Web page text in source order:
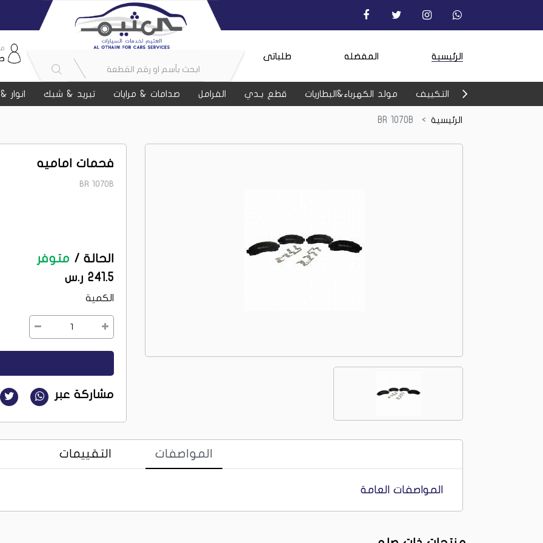
الرئيسية المفضله طلباتى
التكييف مولد الكهرباء&البطاريات قطع بـدي الفرامل صدامات & مرايات تبريد & شبك انوار
الرئيسية
فحمات اماميه
BR 1070B
الحالة / متوفر
241.5 ر.س
الكمية
1
مشاركة عبر
المواصفات التقييمات
المواصفات العامة